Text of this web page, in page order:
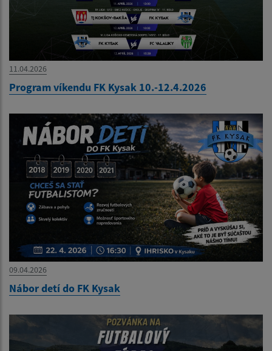
11.04.2026
Program víkendu FK Kysak 10.-12.4.2026
09.04.2026
Nábor detí do FK Kysak